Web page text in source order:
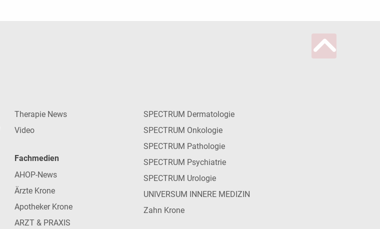
Therapie News
Video
Fachmedien
AHOP-News
Ärzte Krone
Apotheker Krone
ARZT & PRAXIS
SPECTRUM Dermatologie
SPECTRUM Onkologie
SPECTRUM Pathologie
SPECTRUM Psychiatrie
SPECTRUM Urologie
UNIVERSUM INNERE MEDIZIN
Zahn Krone